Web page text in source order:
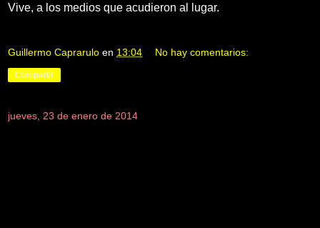
Vive, a los medios que acudieron al lugar.
Guillermo Caprarulo en 13:04 No hay comentarios:
Compartir
jueves, 23 de enero de 2014